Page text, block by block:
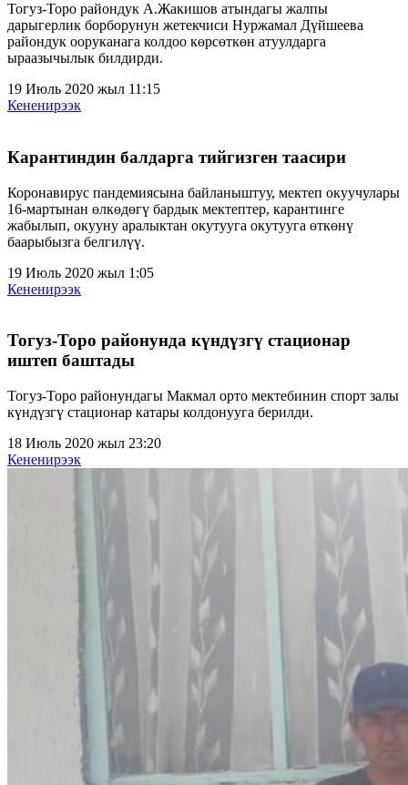
Тогуз-Торо райондук А.Жакишов атындагы жалпы
дарыгерлик борборунун жетекчиси Нуржамал Дүйшеева
райондук ооруканага колдоо көрсөткөн атуулдарга
ыраазычылык билдирди.
19 Июль 2020 жыл 11:15
Кененирээк
Карантиндин балдарга тийгизген таасири
Коронавирус пандемиясына байланыштуу, мектеп окуучулары
16-мартынан өлкөдөгү бардык мектептер, карантинге
жабылып, окууну аралыктан окутууга окутууга өткөнү
баарыбызга белгилүү.
19 Июль 2020 жыл 1:05
Кененирээк
Тогуз-Торо районунда күндүзгү стационар
иштеп баштады
Тогуз-Торо районундагы Макмал орто мектебинин спорт залы
күндүзгү стационар катары колдонууга берилди.
18 Июль 2020 жыл 23:20
Кененирээк